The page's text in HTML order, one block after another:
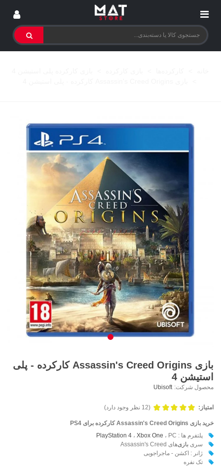
بازی Assassin's Creed Origins کارکرده - پلی
استیشن 4
محصول شرکت: Ubisoft
امتیاز: (12 نظر وجود دارد)
خرید بازی Assassin's Creed Origins کارکرده برای PS4
پلتفرم ها :
PlayStation 4، Xbox One ، PC
سریبازی‌های Assassin's Creed
ژانر : اکشن - ماجراجویی
تک نفره